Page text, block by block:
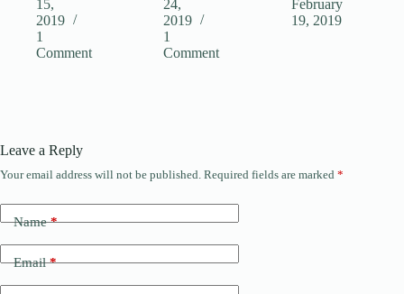
15,
2019
1
Comment
24,
2019
1
Comment
February
19, 2019
Leave a Reply
Your email address will not be published. Required fields are marked *
Name*
Email*